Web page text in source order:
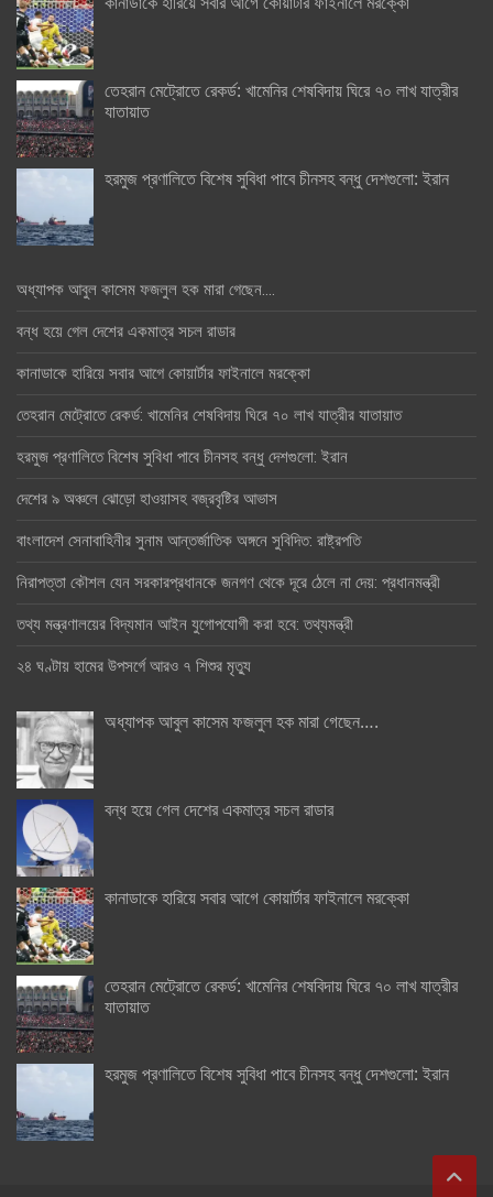
তেহরান মেট্রোতে রেকর্ড: খামেনির শেষবিদায় ঘিরে ৭০ লাখ যাত্রীর
যাতায়াত
হরমুজ প্রণালিতে বিশেষ সুবিধা পাবে চীনসহ বন্ধু দেশগুলো: ইরান
অধ্যাপক আবুল কাসেম ফজলুল হক মারা গেছেন….
বন্ধ হয়ে গেল দেশের একমাত্র সচল রাডার
কানাডাকে হারিয়ে সবার আগে কোয়ার্টার ফাইনালে মরক্কো
তেহরান মেট্রোতে রেকর্ড: খামেনির শেষবিদায় ঘিরে ৭০ লাখ যাত্রীর যাতায়াত
হরমুজ প্রণালিতে বিশেষ সুবিধা পাবে চীনসহ বন্ধু দেশগুলো: ইরান
দেশের ৯ অঞ্চলে ঝোড়ো হাওয়াসহ বজ্রবৃষ্টির আভাস
বাংলাদেশ সেনাবাহিনীর সুনাম আন্তর্জাতিক অঙ্গনে সুবিদিত: রাষ্ট্রপতি
নিরাপত্তা কৌশল যেন সরকারপ্রধানকে জনগণ থেকে দূরে ঠেলে না দেয়: প্রধানমন্ত্রী
তথ্য মন্ত্রণালয়ের বিদ্যমান আইন যুগোপযোগী করা হবে: তথ্যমন্ত্রী
২৪ ঘণ্টায় হামের উপসর্গে আরও ৭ শিশুর মৃত্যু
অধ্যাপক আবুল কাসেম ফজলুল হক মারা গেছেন….
বন্ধ হয়ে গেল দেশের একমাত্র সচল রাডার
কানাডাকে হারিয়ে সবার আগে কোয়ার্টার ফাইনালে মরক্কো
তেহরান মেট্রোতে রেকর্ড: খামেনির শেষবিদায় ঘিরে ৭০ লাখ যাত্রীর
যাতায়াত
হরমুজ প্রণালিতে বিশেষ সুবিধা পাবে চীনসহ বন্ধু দেশগুলো: ইরান